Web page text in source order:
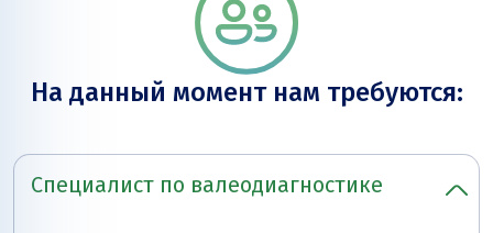
На данный момент нам требуются:
Специалист по валеодиагностике